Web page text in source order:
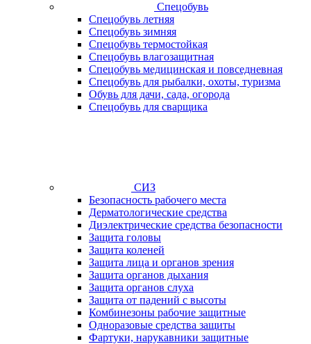
Спецобувь
Спецобувь летняя
Спецобувь зимняя
Спецобувь термостойкая
Спецобувь влагозащитная
Спецобувь медицинская и повседневная
Спецобувь для рыбалки, охоты, туризма
Обувь для дачи, сада, огорода
Спецобувь для сварщика
СИЗ
Безопасность рабочего места
Дерматологические средства
Диэлектрические средства безопасности
Защита головы
Защита коленей
Защита лица и органов зрения
Защита органов дыхания
Защита органов слуха
Защита от падений с высоты
Комбинезоны рабочие защитные
Одноразовые средства защиты
Фартуки, нарукавники защитные